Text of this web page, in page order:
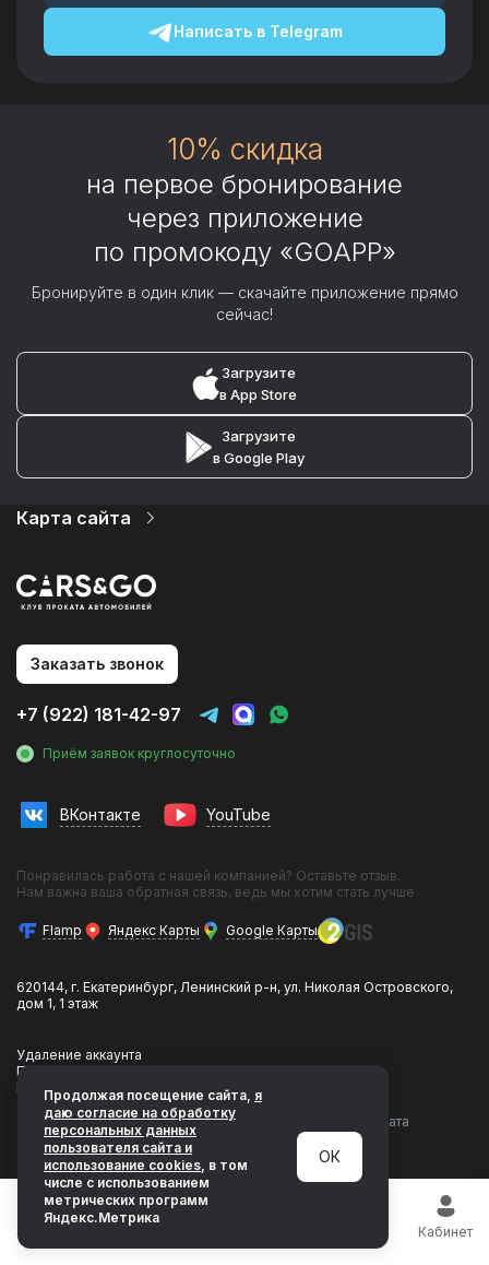
Написать вTelegram
10% скидка
на первое бронирование
через приложение
по промокоду «GOAPP»
Бронируйте в один клик — скачайте приложение прямо
сейчас!
Загрузите
в App Store
Загрузите
в Google Play
Карта сайта
Услуги
О компании
Статьи и Новости
Контакты
Аренда без водителя
Трансфер в аэропорт
Трансфер на вокзал
Инвестиции в прокат
Франшиза
Эконом
Кроссовер
Премиум
BMW
Mercedes-Benz
Toyota
Volkswagen
Заказать звонок
+7 (922) 181-42-97
Приём заявок круглосуточно
ВКонтакте YouTube
Понравилась работа с нашей компанией? Оставьте отзыв.
Нам важна ваша обратная связь, ведь мы хотим стать лучше
Flamp Яндекс Карты Google Карты
620144, г. Екатеринбург, Ленинский р-н, ул. Николая Островского,
дом 1, 1 этаж
Удаление аккаунта
Политика конфиденциальности
Разработка и продвижение LeadsUp
Сертификат
CARS&GO
© 2014–2026 «CARS&GO - клуб проката
автомобилей»
Кабинет
Продолжая посещение сайта, я
даю согласие на обработку
персональных данных
пользователя сайта и
использование cookies, в том
числе с использованием
метрических программ
Яндекс.Метрика
ОК